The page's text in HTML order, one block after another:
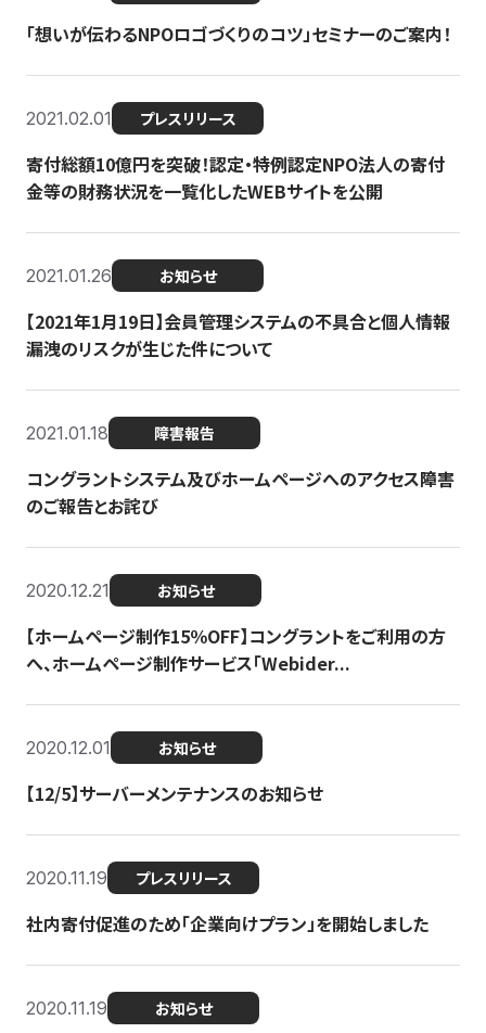
「想いが伝わるNPOロゴづくりのコツ」セミナーのご案内！
2021.02.01 プレスリリース
寄付総額10億円を突破！認定・特例認定NPO法人の寄付
金等の財務状況を一覧化したWEBサイトを公開
2021.01.26 お知らせ
【2021年1月19日】会員管理システムの不具合と個人情報
漏洩のリスクが生じた件について
2021.01.18 障害報告
コングラントシステム及びホームページへのアクセス障害
のご報告とお詫び
2020.12.21 お知らせ
【ホームページ制作15％OFF】コングラントをご利用の方
へ、ホームページ制作サービス「Webider...
2020.12.01 お知らせ
【12/5】サーバーメンテナンスのお知らせ
2020.11.19 プレスリリース
社内寄付促進のため「企業向けプラン」を開始しました
2020.11.19 お知らせ